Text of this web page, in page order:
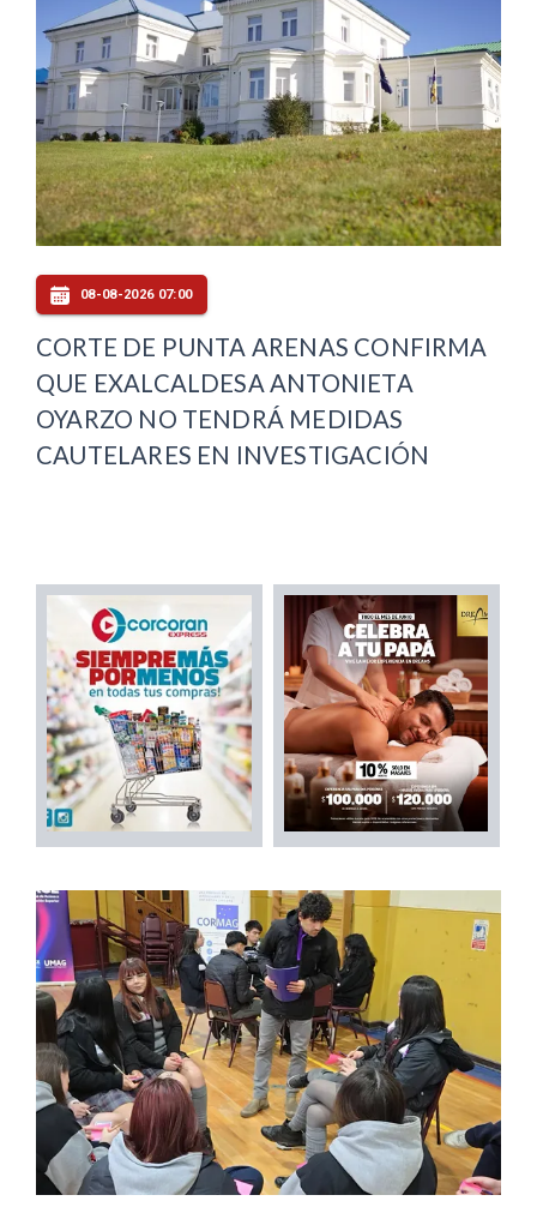
08-08-2026 07:00
CORTE DE PUNTA ARENAS CONFIRMA
QUE EXALCALDESA ANTONIETA
OYARZO NO TENDRÁ MEDIDAS
CAUTELARES EN INVESTIGACIÓN